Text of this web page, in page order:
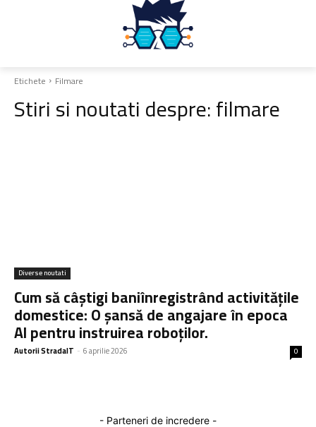
Etichete Filmare
Stiri si noutati despre:filmare
Diverse noutati
Cum să câștigi baniînregistrând activitățile
domestice: O șansă de angajare în epoca
AI pentru instruirea roboților.
Autorii StradaIT - 6 aprilie 2026 0
- Parteneri de incredere -